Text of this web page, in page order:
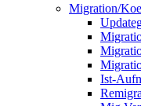
Migration/
Ist-